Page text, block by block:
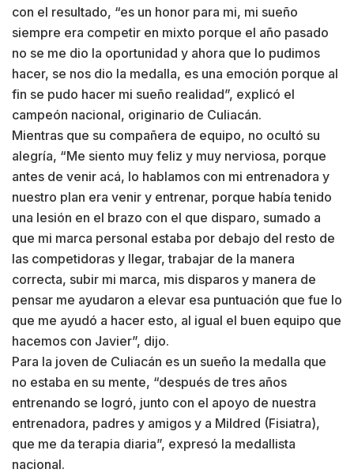
con el resultado, “es un honor para mi, mi sueño
siempre era competir en mixto porque el año pasado
no se me dio la oportunidad y ahora que lo pudimos
hacer, se nos dio la medalla, es una emoción porque al
fin se pudo hacer mi sueño realidad”, explicó el
campeón nacional, originario de Culiacán.
Mientras que su compañera de equipo, no ocultó su
alegría, “Me siento muy feliz y muy nerviosa, porque
antes de venir acá, lo hablamos con mi entrenadora y
nuestro plan era venir y entrenar, porque había tenido
una lesión en el brazo con el que disparo, sumado a
que mi marca personal estaba por debajo del resto de
las competidoras y llegar, trabajar de la manera
correcta, subir mi marca, mis disparos y manera de
pensar me ayudaron a elevar esa puntuación que fue lo
que me ayudó a hacer esto, al igual el buen equipo que
hacemos con Javier”, dijo.
Para la joven de Culiacán es un sueño la medalla que
no estaba en su mente, “después de tres años
entrenando se logró, junto con el apoyo de nuestra
entrenadora, padres y amigos y a Mildred (Fisiatra),
que me da terapia diaria”, expresó la medallista
nacional.